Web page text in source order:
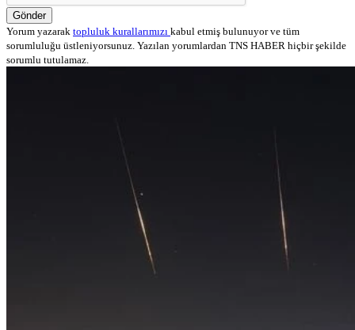
Gönder
Yorum yazarak topluluk kurallarımızı kabul etmiş bulunuyor ve tüm
sorumluluğu üstleniyorsunuz. Yazılan yorumlardan TNS HABER hiçbir şekilde
sorumlu tutulamaz.